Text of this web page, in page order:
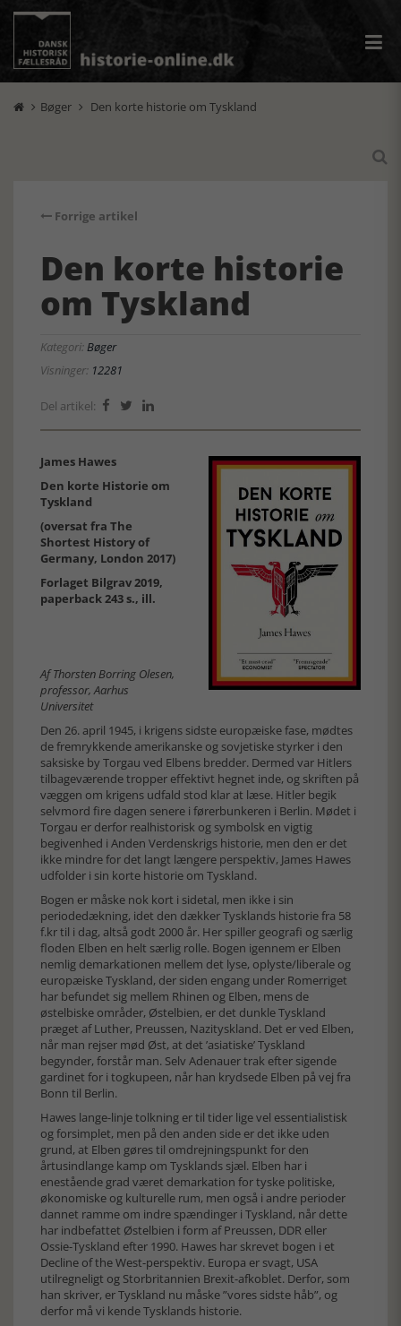
 Bøger  Den korte historie om Tyskland

Forrige artikel
Den korte historie
om Tyskland
Kategori:Bøger
Visninger: 12281
Del artikel:   
James Hawes
Den korte Historie om
Tyskland
(oversat fra The
Shortest History of
Germany, London 2017)
Forlaget Bilgrav 2019,
paperback 243 s., ill.
Af Thorsten Borring Olesen,
professor, Aarhus
Universitet
Den 26. april 1945, i krigens sidste europæiske fase, mødtes
de fremrykkende amerikanske og sovjetiske styrker i den
saksiske by Torgau ved Elbens bredder. Dermed var Hitlers
tilbageværende tropper effektivt hegnet inde, og skriften på
væggen om krigens udfald stod klar at læse. Hitler begik
selvmord fire dagen senere i førerbunkeren i Berlin. Mødet i
Torgau er derfor realhistorisk og symbolsk en vigtig
begivenhed i Anden Verdenskrigs historie, men den er det
ikke mindre for det langt længere perspektiv, James Hawes
udfolder i sin korte historie om Tyskland.
Bogen er måske nok kort i sidetal, men ikke i sin
periodedækning, idet den dækker Tysklands historie fra 58
f.kr til i dag, altså godt 2000 år. Her spiller geografi og særlig
floden Elben en helt særlig rolle. Bogen igennem er Elben
nemlig demarkationen mellem det lyse, oplyste/liberale og
europæiske Tyskland, der siden engang under Romerriget
har befundet sig mellem Rhinen og Elben, mens de
østelbiske områder, Østelbien, er det dunkle Tyskland
præget af Luther, Preussen, Nazityskland. Det er ved Elben,
når man rejser mød Øst, at det ’asiatiske’ Tyskland
begynder, forstår man. Selv Adenauer trak efter sigende
gardinet for i togkupeen, når han krydsede Elben på vej fra
Bonn til Berlin.
Hawes lange-linje tolkning er til tider lige vel essentialistisk
og forsimplet, men på den anden side er det ikke uden
grund, at Elben gøres til omdrejningspunkt for den
årtusindlange kamp om Tysklands sjæl. Elben har i
enestående grad været demarkation for tyske politiske,
økonomiske og kulturelle rum, men også i andre perioder
dannet ramme om indre spændinger i Tyskland, når dette
har indbefattet Østelbien i form af Preussen, DDR eller
Ossie-Tyskland efter 1990. Hawes har skrevet bogen i et
Decline of the West-perspektiv. Europa er svagt, USA
utilregneligt og Storbritannien Brexit-afkoblet. Derfor, som
han skriver, er Tyskland nu måske ”vores sidste håb”, og
derfor må vi kende Tysklands historie.